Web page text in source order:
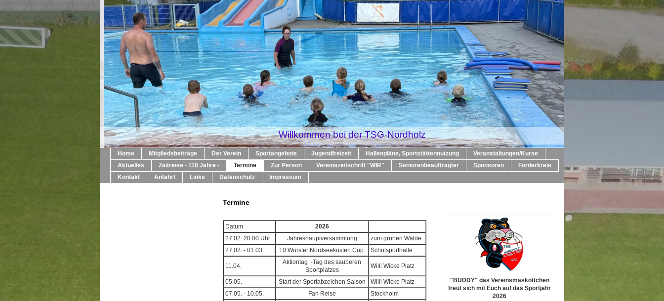
Willkommen bei der TSG-Nordholz
Home Mitgliedsbeiträge Der Verein Sportangebote Jugendfreizeit Hallenpläne, Sportstättennutzung
Veranstaltungen/Kurse
Aktuelles
Zeitreise - 110 Jahre - Termine Zur Person Vereinszeitschrift "WIR" Seniorenbeauftragter Sponsoren
Förderkreis
Kontakt
Anfahrt Links Datenschutz Impressum
Termine
Datum
2026
27.02. 20:00 Uhr
Jahreshauptversammlung
zum grünen Walde
27.02. - 01.03.
10.Wurster Nordseeküsten Cup Schulsporthalle
11.04.
Aktiontag -Tag des sauberen
Sportplatzes
Willi Wicke Platz
05.05. Start der Sportabzeichen Saison
Willi Wicke Platz
07.05. - 10.05.
Fan Reise
Stockholm
"BUDDY" das Vereinsmaskottchen
freut sich mit Euch auf das Sportjahr
2026